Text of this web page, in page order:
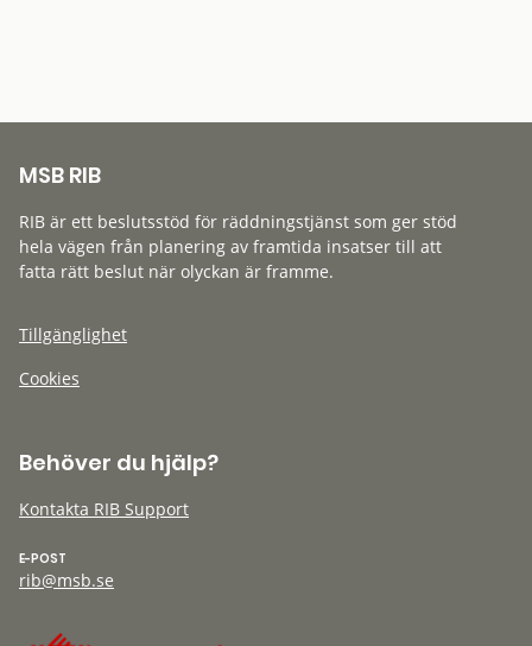
MSB RIB
RIB är ett beslutsstöd för räddningstjänst som ger stöd
hela vägen från planering av framtida insatser till att
fatta rätt beslut när olyckan är framme.
Tillgänglighet
Cookies
Behöver du hjälp?
Kontakta RIB Support
E-POST
rib@msb.se